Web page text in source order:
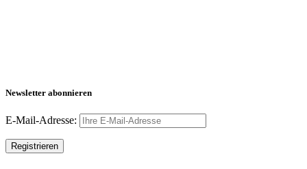
Newsletter abonnieren
E-Mail-Adresse: